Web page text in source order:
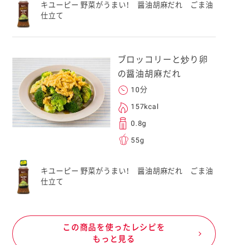
キユーピー 野菜がうまい！ 醤油胡麻だれ ごま油
仕立て
ブロッコリーと炒り卵
の醤油胡麻だれ
10分
157kcal
0.8g
55g
キユーピー 野菜がうまい！ 醤油胡麻だれ ごま油
仕立て
この商品を使ったレシピを
もっと見る